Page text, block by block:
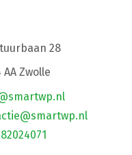
28
AA Zwolle